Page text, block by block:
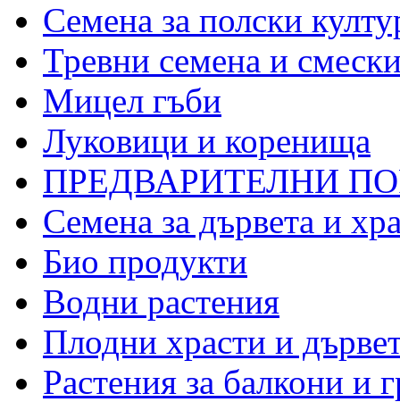
Семена за полски
Тревни семена и
Мицел гъби
Луковици и коренища
ПРЕДВАРИТЕЛНИ
Семена за дървета и
Био продукти
Водни растения
Плодни храсти и
Растения за балкони и